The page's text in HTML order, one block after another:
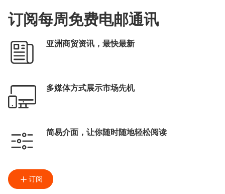
订阅每周免费电邮通讯
亚洲商贸资讯，最快最新
多媒体方式展示市场先机
简易介面，让你随时随地轻松阅读
订阅